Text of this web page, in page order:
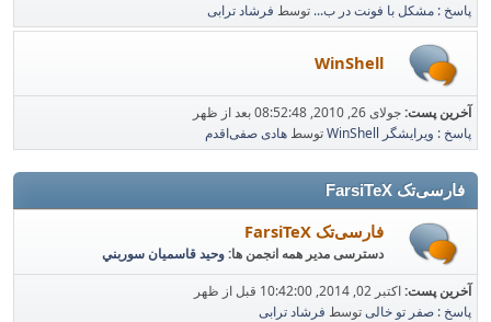
پاسخ : مشکل با فونت در ب... توسط فرشاد ترابی
WinShell
آخرین پست:جولای 26, 2010, 08:52:48 بعد از ظهر
پاسخ : ویرایشگر WinShell
توسطهادی صفی‌اقدم
فارسی‌تک FarsiTeX
فارسی‌تک FarsiTeX
دسترسی مدیر همه انجمن ها:وحيد قاسميان سوربني
آخرین پست:اکتبر 02, 2014, 10:42:00 قبل از ظهر
پاسخ : صفر تو خالیتوسط فرشاد ترابی